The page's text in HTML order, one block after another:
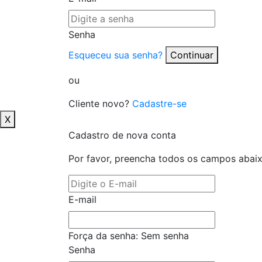
Senha
Esqueceu sua senha?
Continuar
ou
Cliente novo? Cadastre-se
X
Cadastro de nova conta
Por favor, preencha todos os campos
E-mail
Força da senha: Sem senha
Senha